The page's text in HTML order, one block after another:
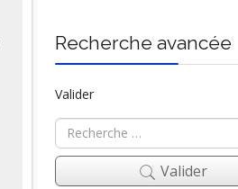
Recherche avancée
Valider
Valider